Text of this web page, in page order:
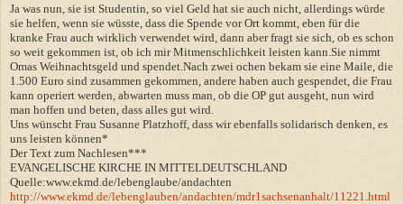
Ja was nun, sie ist Studentin, so viel Geld hat sie auch nicht, allerdings würde
sie helfen, wenn sie wüsste, dass die Spende vor Ort kommt, eben für die
kranke Frau auch wirklich verwendet wird, dann aber fragt sie sich, ob es schon
so weit gekommen ist, ob ich mir Mitmenschlichkeit leisten kann.Sie nimmt
Omas Weihnachtsgeld und spendet.Nach zwei ochen bekam sie eine Maile, die
1.500 Euro sind zusammen gekommen, andere haben auch gespendet, die Frau
kann operiert werden, abwarten muss man, ob die OP gut ausgeht, nun wird
man hoffen und beten, dass alles gut wird.
Uns wünscht Frau Susanne Platzhoff, dass wir ebenfalls solidarisch denken, es
uns leisten können*
Der Text zum Nachlesen***
EVANGELISCHE KIRCHE IN MITTELDEUTSCHLAND
Quelle:www.ekmd.de/lebenglaube/andachten
http://www.ekmd.de/lebenglauben/andachten/mdr1sachsenanhalt/11221.html